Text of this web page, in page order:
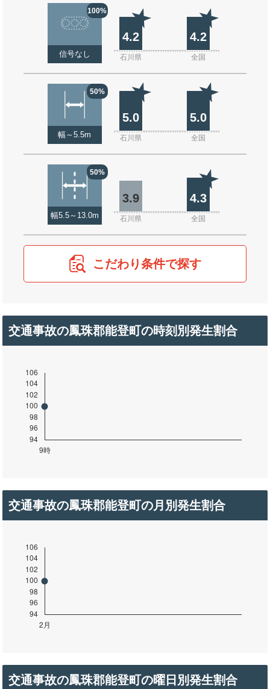
100%
信号なし
4.2 4.2
石川県 全国
50%
幅～5.5m
5.0 5.0
石川県 全国
50%
幅5.5～13.0m
3.9 4.3
石川県 全国
こだわり条件で探す
交通事故の鳳珠郡能登町の時刻別発生割合
交通事故の鳳珠郡能登町の月別発生割合
交通事故の鳳珠郡能登町の曜日別発生割合